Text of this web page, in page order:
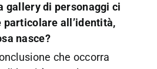
gallery di personaggi ci
particolare all’identità,
nasce?
che occorra